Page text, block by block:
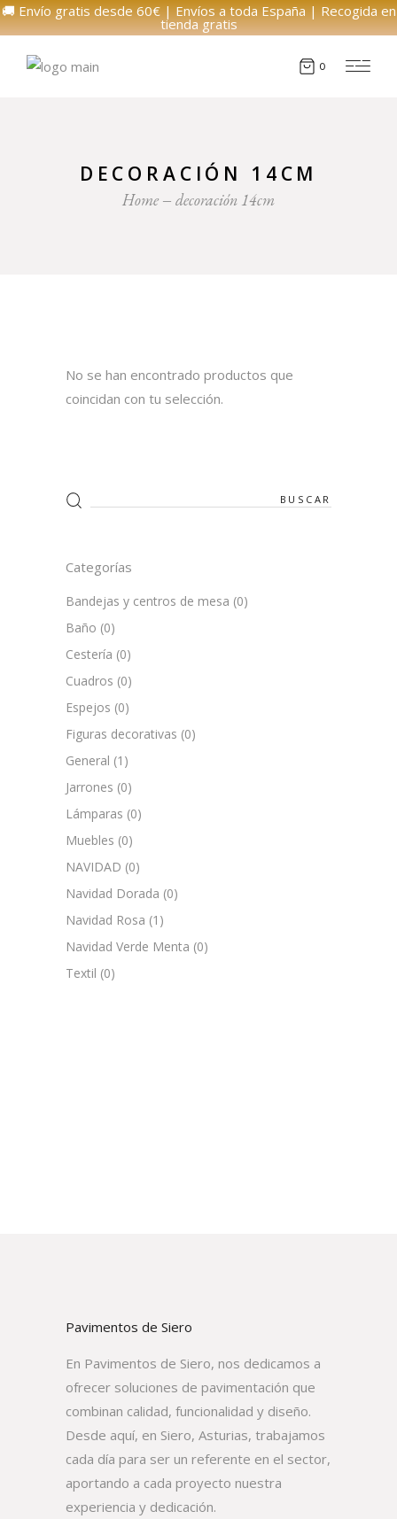
🚚 Envío gratis desde 60€ | Envíos a toda España | Recogida en
tienda gratis
0
DECORACIÓN 14CM
Home decoración 14cm
No se han encontrado productos que
coincidan con tu selección.
Search
for:
Categorías
Bandejas y centros de mesa (0)
Baño (0)
Cestería (0)
Cuadros (0)
Espejos (0)
Figuras decorativas (0)
General (1)
Jarrones (0)
Lámparas (0)
Muebles (0)
NAVIDAD (0)
Navidad Dorada (0)
Navidad Rosa (1)
Navidad Verde Menta (0)
Textil (0)
Pavimentos de Siero
En Pavimentos de Siero, nos dedicamos a
ofrecer soluciones de pavimentación que
combinan calidad, funcionalidad y diseño.
Desde aquí, en Siero, Asturias, trabajamos
cada día para ser un referente en el sector,
aportando a cada proyecto nuestra
experiencia y dedicación.